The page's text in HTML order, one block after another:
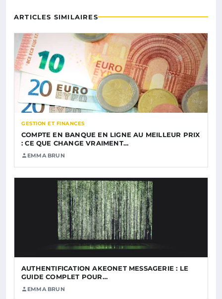
ARTICLES SIMILAIRES
GESTION ET FINANCES
COMPTE EN BANQUE EN LIGNE AU MEILLEUR PRIX
: CE QUE CHANGE VRAIMENT…
EMMA BRUN
AUTHENTIFICATION AKEONET MESSAGERIE : LE
GUIDE COMPLET POUR…
EMMA BRUN